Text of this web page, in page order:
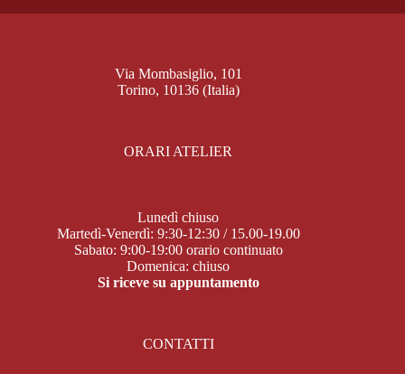
Via Mombasiglio, 101
Torino, 10136 (Italia)
ORARI ATELIER
Lunedì chiuso
Martedì-Venerdì: 9:30-12:30 / 15.00-19.00
Sabato: 9:00-19:00 orario continuato
Domenica: chiuso
Si riceve su appuntamento
CONTATTI